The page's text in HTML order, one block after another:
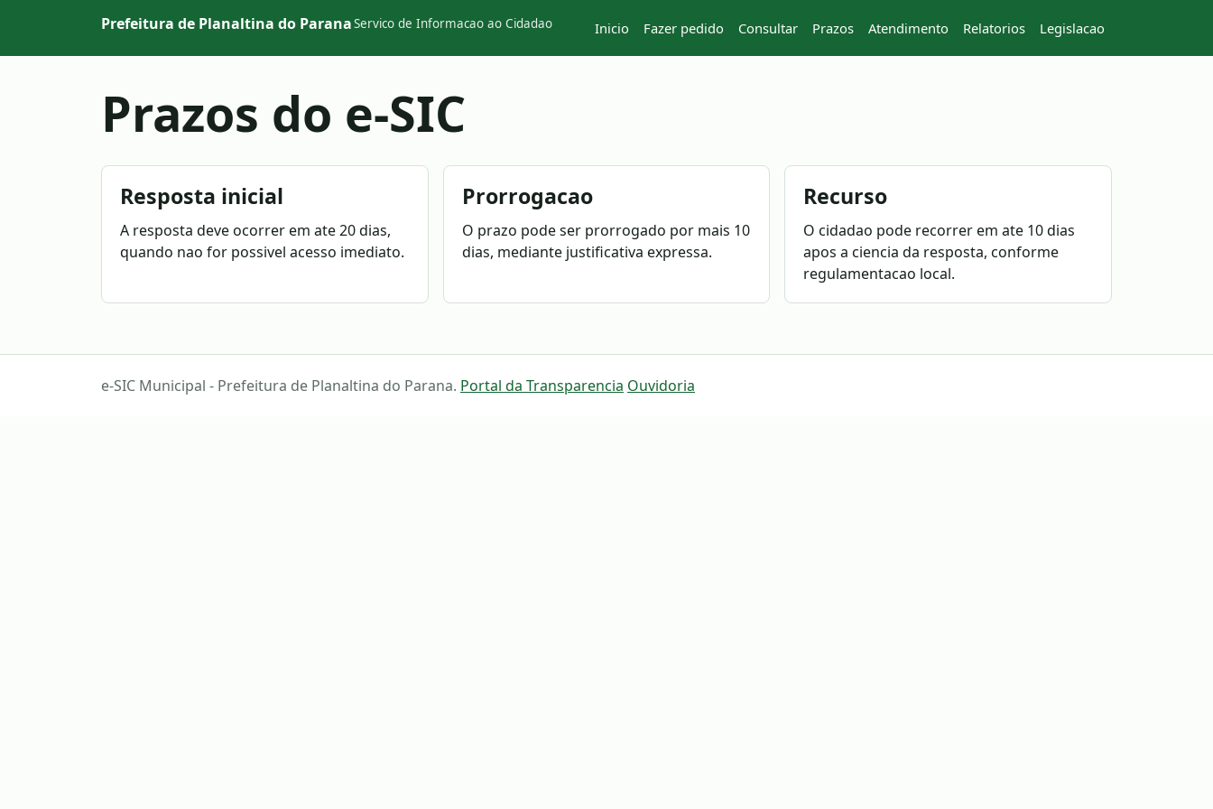
Prefeitura de Planaltina do ParanaServico de Informacao ao Cidadao Inicio Fazer pedido Consultar Prazos Atendimento Relatorios Legislacao
Prazos do e-SIC
Resposta inicial
A resposta deve ocorrer em ate 20 dias,
quando nao for possivel acesso imediato.
Prorrogacao
O prazo pode ser prorrogado por mais 10
dias, mediante justificativa expressa.
Recurso
O cidadao pode recorrer em ate 10 dias
apos a ciencia da resposta, conforme
regulamentacao local.
e-SIC Municipal - Prefeitura de Planaltina do Parana. Portal da Transparencia Ouvidoria